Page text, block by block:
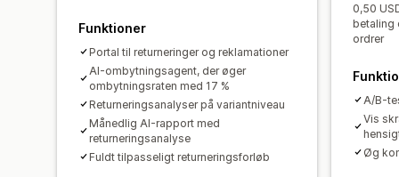
Funktioner
Portal til returneringer og reklamationer
AI-ombytningsagent, der øger
ombytningsraten med 17 %
Returneringsanalyser på variantniveau
Månedlig AI-rapport med
returneringsanalyse
Fuldt tilpasseligt returneringsforløb
0,50
betaling
ordrer
A/B-
Vis
Øg